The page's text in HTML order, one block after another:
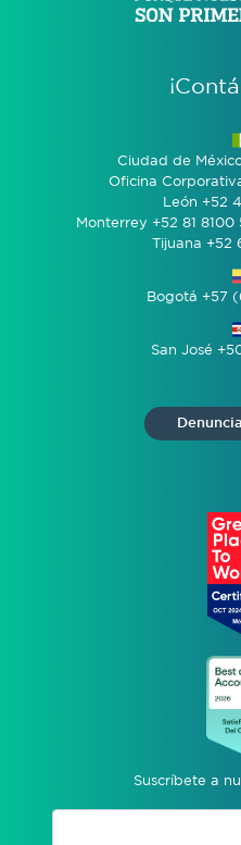
Ciudad de
Oficina
León +52
Monterrey +52 81
Tijuana +52
Bogotá +57
San José
Suscríbete a